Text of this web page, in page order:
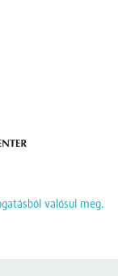
valósul meg.